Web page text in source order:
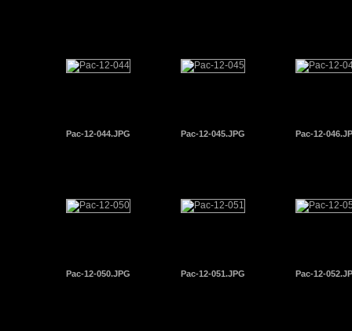
Pac-12-044.JPG Pac-12-045.JPG Pac-12-
Pac-12-050.JPG Pac-12-051.JPG Pac-12-